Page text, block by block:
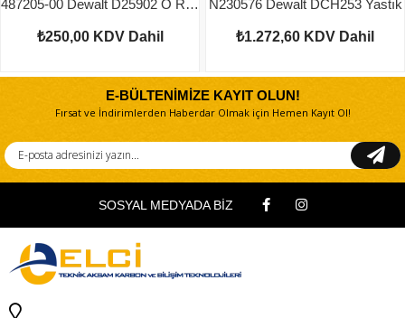
487205-00 Dewalt D25902 O Ring
₺250,00 KDV Dahil
N230576 Dewalt DCH253 Yastık
₺1.272,60 KDV Dahil
E-BÜLTENİMİZE KAYIT OLUN!
Fırsat ve İndirimlerden Haberdar Olmak için Hemen Kayıt Ol!
SOSYAL MEDYADA BİZ